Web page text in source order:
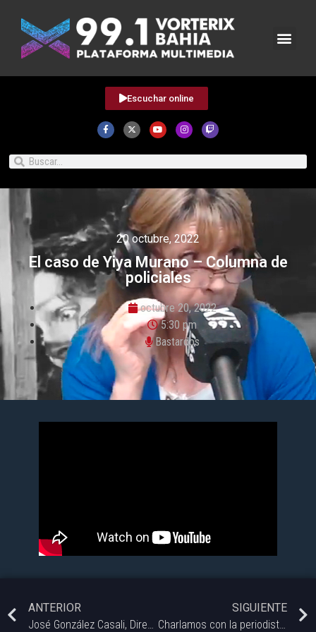
Escuchar online
20 octubre, 2022
El caso de Yiya Murano – Columna de
policiales
octubre 20, 2022
5:30 pm
Bastardos
ANTERIOR
SIGUIENTE
Charlamos con la periodista Marianela Romay